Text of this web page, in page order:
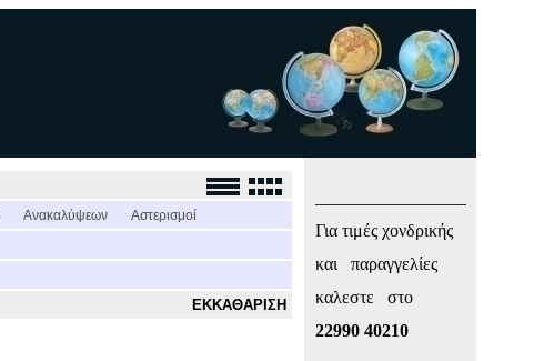
Ανακαλύψεων
Αστερισμοί
ΕΚΚΑΘΑΡΙΣΗ
Για τιμές χονδρικής
και παραγγελίες
καλεστε στο
22990 40210